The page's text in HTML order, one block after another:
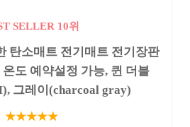
SELLER 10위
탄소매트 전기매트 전기장판
도 예약설정 가능, 퀸 더블
그레이(charcoal gray)
★★★★★